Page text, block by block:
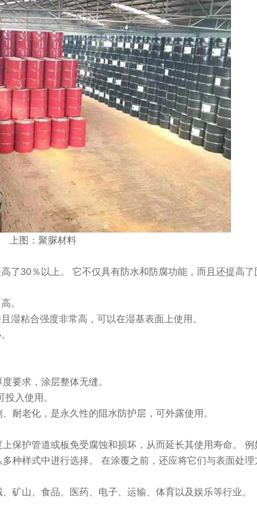
上图：聚脲材料
30％以上。 它不仅具有防水和防腐功能，而且还提高了
。
粘合强度非常高，可以在湿基表面上使用。
求，涂层整体无缝。
入使用。
老化，是永久性的阻水防护层，可外露使用。
护管道或板免受腐蚀和损坏，从而延长其使用寿命。 例
种样式中进行选择。 在涂覆之前，还应将它们与表面处
山、食品、医药、电子、运输、体育以及娱乐等行业。